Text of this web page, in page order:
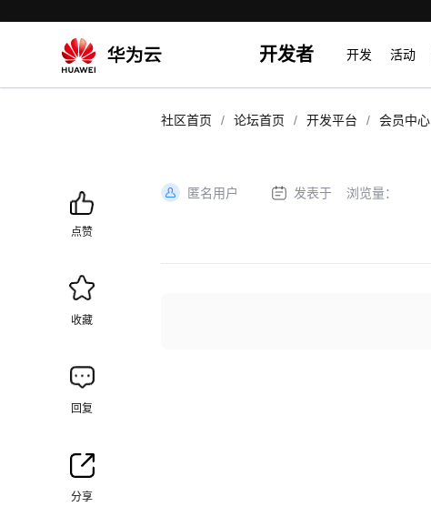
开发者 开发 活动
社区首页 / 论坛首页 / 开发平台 / 会员中心
点赞
收藏
回复
分享
匿名用户 发表于 浏览量：